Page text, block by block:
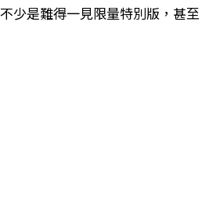
少是難得一見限量特別版，甚至